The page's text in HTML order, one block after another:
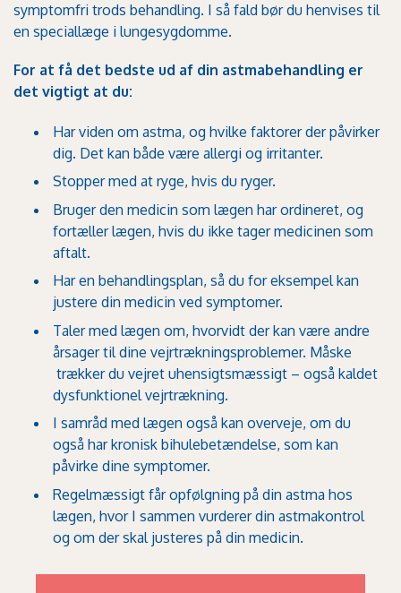
symptomfri trods behandling. I så fald bør du henvises til
en speciallæge i lungesygdomme.
For at få det bedste ud af din astmabehandling er
det vigtigt at du:
Har viden om astma, og hvilke faktorer der påvirker
dig. Det kan både være allergi og irritanter.
Stopper med at ryge, hvis du ryger.
Bruger den medicin som lægen har ordineret, og
fortæller lægen, hvis du ikke tager medicinen som
aftalt.
Har en behandlingsplan, så du for eksempel kan
justere din medicin ved symptomer.
Taler med lægen om, hvorvidt der kan være andre
årsager til dine vejrtrækningsproblemer. Måske
trækker du vejret uhensigtsmæssigt – også kaldet
dysfunktionel vejrtrækning.
I samråd med lægen også kan overveje, om du
også harkronisk bihulebetændelse, som kan
påvirke dine symptomer.
Regelmæssigt får opfølgning på din astma hos
lægen, hvor I sammen vurderer din astmakontrol
og om der skal justeres på din medicin.